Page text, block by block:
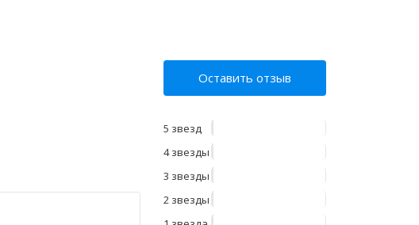
Оставить отзыв
5 звезд
4 звезды
3 звезды
2 звезды